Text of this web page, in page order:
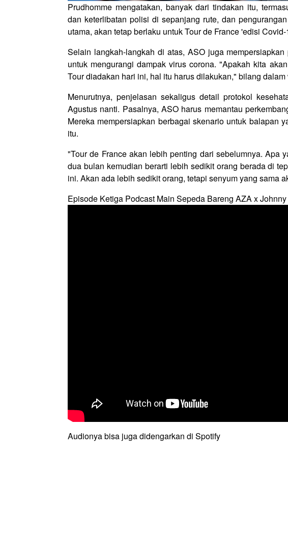
Prudhomme mengatakan, banyak dari tindakan itu,
dan keterlibatan polisi di sepanjang rute, dan
utama, akan tetap berlaku untuk Tour de France 'edisi
Selain langkah-langkah di atas, ASO juga
untuk mengurangi dampak virus corona. "Apakah kita
Tour diadakan hari ini, hal itu harus dilakukan," bilang
Menurutnya, penjelasan sekaligus detail protokol
Agustus nanti. Pasalnya, ASO harus memantau
Mereka mempersiapkan berbagai skenario untuk balapan
itu.
"Tour de France akan lebih penting dari sebelumnya. Apa
dua bulan kemudian berarti lebih sedikit orang berada di
ini. Akan ada lebih sedikit orang, tetapi senyum yang sama
Episode Ketiga Podcast Main Sepeda Bareng AZA x
Audionya bisa juga didengarkan di Spotify